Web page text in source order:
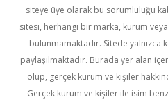
siteye üye olarak bu sorumluluğu
sitesi, herhangi bir marka, kurum
bulunmamaktadır. Sitede yalnızca
paylaşılmaktadır. Burada yer alan
olup, gerçek kurum ve kişiler
Gerçek kurum ve kişiler ile isim